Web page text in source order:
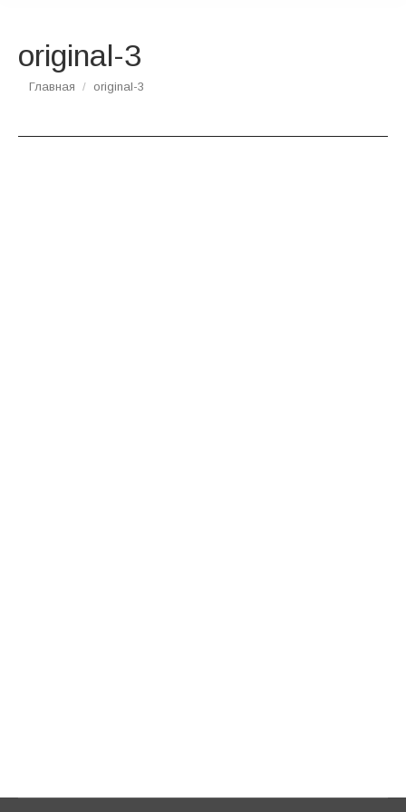
original-3
Вы здесь:
Главная original-3